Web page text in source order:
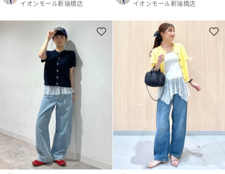
イオンモール新瑞橋店
イオンモール新瑞橋店